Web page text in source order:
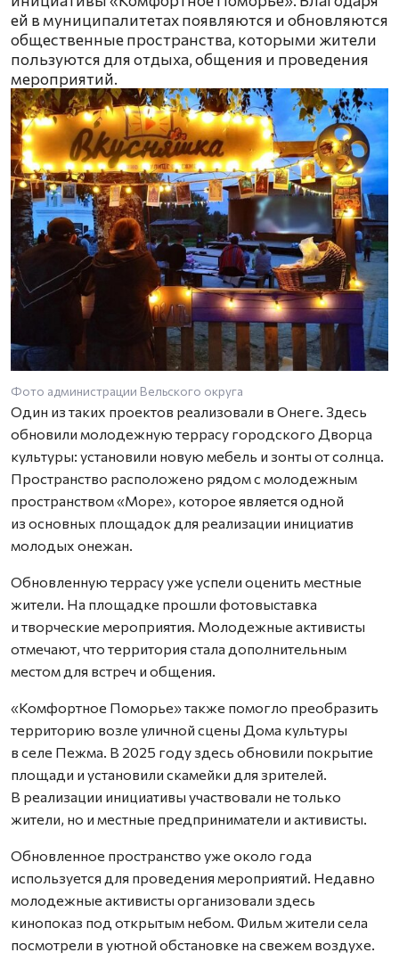
ей в муниципалитетах появляются и обновляются
общественные пространства, которыми жители
пользуются для отдыха, общения и проведения
мероприятий.
Фото администрации Вельского округа
Один из таких проектов реализовали в Онеге. Здесь
обновили молодежную террасу городского Дворца
культуры: установили новую мебель и зонты от солнца.
Пространство расположено рядом с молодежным
пространством «Море», которое является одной
из основных площадок для реализации инициатив
молодых онежан.
Обновленную террасу уже успели оценить местные
жители. На площадке прошли фотовыставка
и творческие мероприятия. Молодежные активисты
отмечают, что территория стала дополнительным
местом для встреч и общения.
«Комфортное Поморье» также помогло преобразить
территорию возле уличной сцены Дома культуры
в селе Пежма. В 2025 году здесь обновили покрытие
площади и установили скамейки для зрителей.
В реализации инициативы участвовали не только
жители, но и местные предприниматели и активисты.
Обновленное пространство уже около года
используется для проведения мероприятий. Недавно
молодежные активисты организовали здесь
кинопоказ под открытым небом. Фильм жители села
посмотрели в уютной обстановке на свежем воздухе.